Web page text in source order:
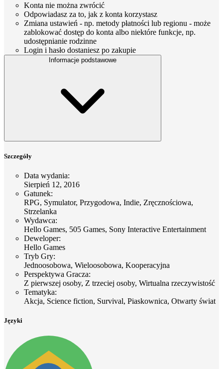
Konta nie można zwrócić
Odpowiadasz za to, jak z konta korzystasz
Zmiana ustawień - np. metody płatności lub regionu - może
zablokować dostęp do konta albo niektóre funkcje, np.
udostępnianie rodzinne
Login i hasło dostaniesz po zakupie
Informacje podstawowe
Szczegóły
Data wydania:
Sierpień 12, 2016
Gatunek:
RPG, Symulator, Przygodowa, Indie, Zręcznościowa,
Strzelanka
Wydawca:
Hello Games, 505 Games, Sony Interactive Entertainment
Deweloper:
Hello Games
Tryb Gry:
Jednoosobowa, Wieloosobowa, Kooperacyjna
Perspektywa Gracza:
Z pierwszej osoby, Z trzeciej osoby, Wirtualna rzeczywistość
Tematyka:
Akcja, Science fiction, Survival, Piaskownica, Otwarty świat
Języki